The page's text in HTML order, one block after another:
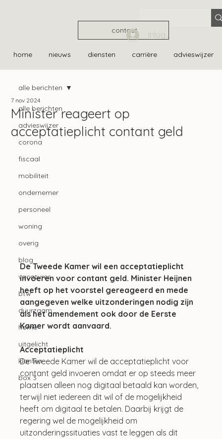
contact
home nieuws diensten carrière advieswijzer
Inloggen
alle berichten
advieswijzer
corona
fiscaal
mobiliteit
ondernemer
personeel
woning
overig
blog
vacatures
btw
duurzaam
home
uitgelicht
klanten
box 3
alle berichten
Minister reageert op
acceptatieplicht contant geld
7 nov 2024
De Tweede Kamer wil een acceptatieplicht
invoeren voor contant geld. Minister Heijnen
heeft op het voorstel gereageerd en mede
aangegeven welke uitzonderingen nodig zijn
als het amendement ook door de Eerste
Kamer wordt aanvaard.
Acceptatieplicht
De Tweede Kamer wil de acceptatieplicht voor
contant geld invoeren omdat er op steeds meer
plaatsen alleen nog digitaal betaald kan worden,
terwijl niet iedereen dit wil of de mogelijkheid
heeft om digitaal te betalen. Daarbij krijgt de
regering wel de mogelijkheid om
uitzonderingssituaties vast te leggen als dit